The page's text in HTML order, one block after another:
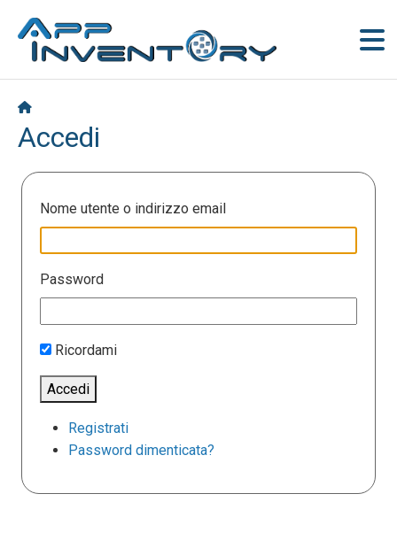
Accedi
Nome utente o indirizzo email
Password
Ricordami
Accedi
Registrati
Password dimenticata?